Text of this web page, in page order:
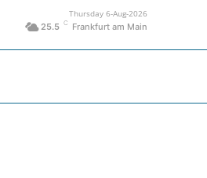
Thursday 6-Aug-2026
25.5 C Frankfurt am Main